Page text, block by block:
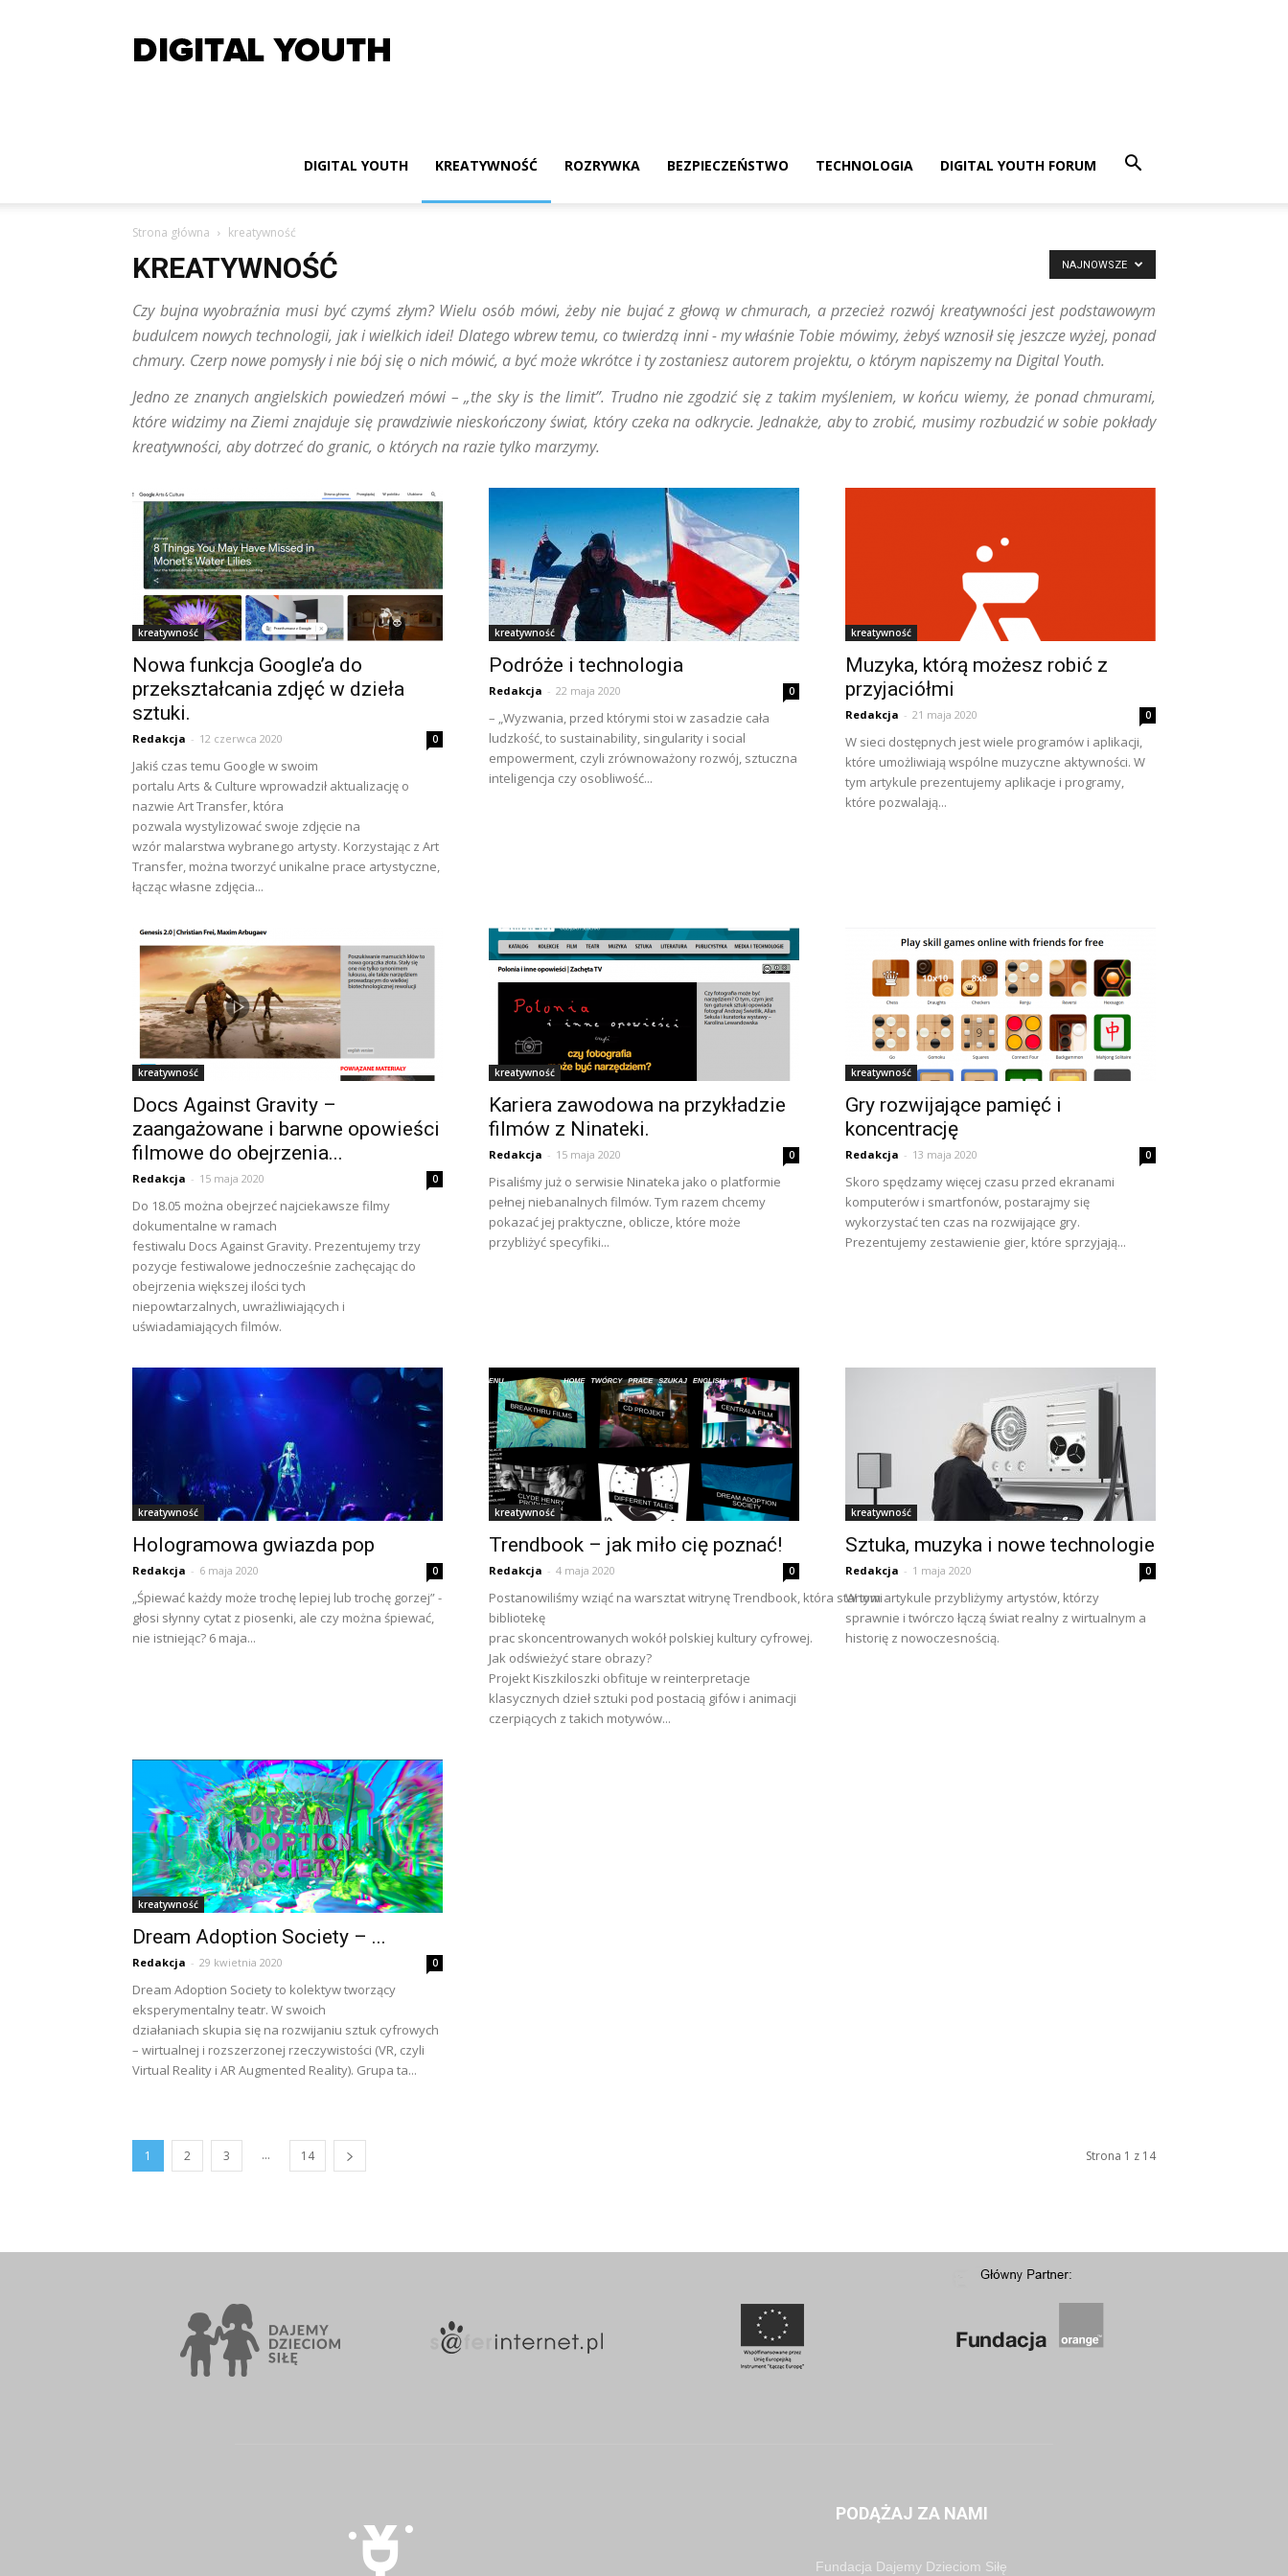
DIGITAL YOUTH KREATYWNOŚĆ ROZRYWKA BEZPIECZEŃSTWO TECHNOLOGIA DIGITAL YOUTH FORUM
Strona główna kreatywność
KREATYWNOŚĆ
Czy bujna wyobraźnia musi być czymś złym? Wielu osób mówi, żeby nie bujać z głową w chmurach, a przecież rozwój kreatywności jest podstawowym
budulcem nowych technologii, jak i wielkich idei! Dlatego wbrew temu, co twierdzą inni - my właśnie Tobie mówimy, żebyś wznosił się jeszcze wyżej, ponad
chmury. Czerp nowe pomysły i nie bój się o nich mówić, a być może wkrótce i ty zostaniesz autorem projektu, o którym napiszemy na Digital Youth.
Jedno ze znanych angielskich powiedzeń mówi – „the sky is the limit”. Trudno nie zgodzić się z takim myśleniem, w końcu wiemy, że ponad chmurami,
które widzimy na Ziemi znajduje się prawdziwie nieskończony świat, który czeka na odkrycie. Jednakże, aby to zrobić, musimy rozbudzić w sobie pokłady
kreatywności, aby dotrzeć do granic, o których na razie tylko marzymy.
NAJNOWSZE
kreatywność
Nowa funkcja Google’a do
przekształcania zdjęć w dzieła
sztuki.
Redakcja - 12 czerwca 2020 0
Jakiś czas temu Google w swoim
portalu Arts & Culture wprowadził aktualizację o
nazwie Art Transfer, która
pozwala wystylizować swoje zdjęcie na
wzór malarstwa wybranego artysty. Korzystając z Art
Transfer, można tworzyć unikalne prace artystyczne,
łącząc własne zdjęcia...
kreatywność
Podróże i technologia
Redakcja - 22 maja 2020 0
– „Wyzwania, przed którymi stoi w zasadzie cała
ludzkość, to sustainability, singularity i social
empowerment, czyli zrównoważony rozwój, sztuczna
inteligencja czy osobliwość...
kreatywność
Muzyka, którą możesz robić z
przyjaciółmi
Redakcja - 21 maja 2020 0
W sieci dostępnych jest wiele programów i aplikacji,
które umożliwiają wspólne muzyczne aktywności. W
tym artykule prezentujemy aplikacje i programy,
które pozwalają...
kreatywność
Docs Against Gravity –
zaangażowane i barwne opowieści
filmowe do obejrzenia...
Redakcja - 15 maja 2020 0
Do 18.05 można obejrzeć najciekawsze filmy
dokumentalne w ramach
festiwalu Docs Against Gravity. Prezentujemy trzy
pozycje festiwalowe jednocześnie zachęcając do
obejrzenia większej ilości tych
niepowtarzalnych, uwrażliwiających i
uświadamiających filmów.
kreatywność
Kariera zawodowa na przykładzie
filmów z Ninateki.
Redakcja - 15 maja 2020 0
Pisaliśmy już o serwisie Ninateka jako o platformie
pełnej niebanalnych filmów. Tym razem chcemy
pokazać jej praktyczne, oblicze, które może
przybliżyć specyfiki...
kreatywność
Gry rozwijające pamięć i
koncentrację
Redakcja - 13 maja 2020 0
Skoro spędzamy więcej czasu przed ekranami
komputerów i smartfonów, postarajmy się
wykorzystać ten czas na rozwijające gry.
Prezentujemy zestawienie gier, które sprzyjają...
kreatywność
Hologramowa gwiazda pop
Redakcja - 6 maja 2020 0
„Śpiewać każdy może trochę lepiej lub trochę gorzej” -
głosi słynny cytat z piosenki, ale czy można śpiewać,
nie istniejąc? 6 maja...
kreatywność
Trendbook – jak miło cię poznać!
Redakcja - 4 maja 2020 0
Postanowiliśmy wziąć na warsztat witrynę Trendbook, która stanowi
bibliotekę
prac skoncentrowanych wokół polskiej kultury cyfrowej.
Jak odświeżyć stare obrazy?
Projekt Kiszkiloszki obfituje w reinterpretacje
klasycznych dzieł sztuki pod postacią gifów i animacji
czerpiących z takich motywów...
kreatywność
Sztuka, muzyka i nowe technologie
Redakcja - 1 maja 2020 0
W tym artykule przybliżymy artystów, którzy
sprawnie i twórczo łączą świat realny z wirtualnym a
historię z nowoczesnością.
kreatywność
Dream Adoption Society – ...
Redakcja - 29 kwietnia 2020 0
Dream Adoption Society to kolektyw tworzący
eksperymentalny teatr. W swoich
działaniach skupia się na rozwijaniu sztuk cyfrowych
– wirtualnej i rozszerzonej rzeczywistości (VR, czyli
Virtual Reality i AR Augmented Reality). Grupa ta...
1 2 3 ... 14 Strona 1 z 14
PODĄŻAJ ZA NAMI
Fundacja Dajemy Dzieciom Siłę